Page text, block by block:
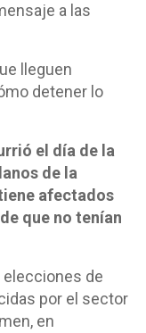
a las
lleguen
detener lo
el día de la
de la
afectados
que no tenían
elecciones de
por el sector
en